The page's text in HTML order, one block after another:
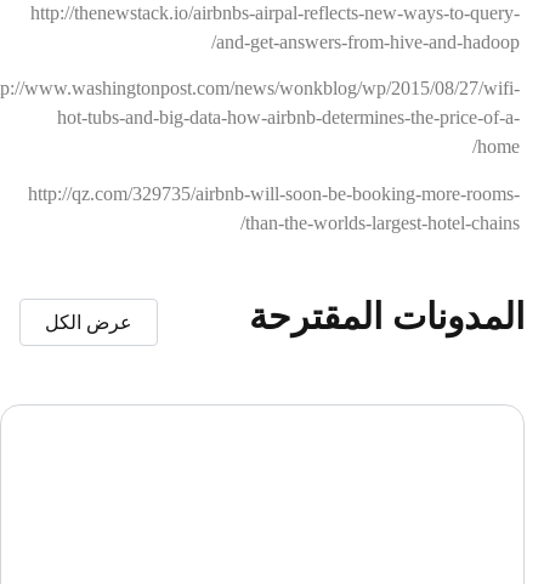
http://thenewstack.io/airbnbs-airpal-reflects-new-ways-to-query-
and-get-answers-from-hive-and-hadoop/
http://www.washingtonpost.com/news/wonkblog/wp/2015/08/27/wifi-
hot-tubs-and-big-data-how-airbnb-determines-the-price-of-a-
home/
http://qz.com/329735/airbnb-will-soon-be-booking-more-rooms-
than-the-worlds-largest-hotel-chains/
المدونات المقترحة عرض الكل